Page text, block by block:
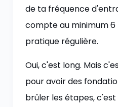
de ta fréquence
compte au minimum 6
pratique régulière.
Oui, c'est long. Mais
pour avoir des
brûler les étapes,